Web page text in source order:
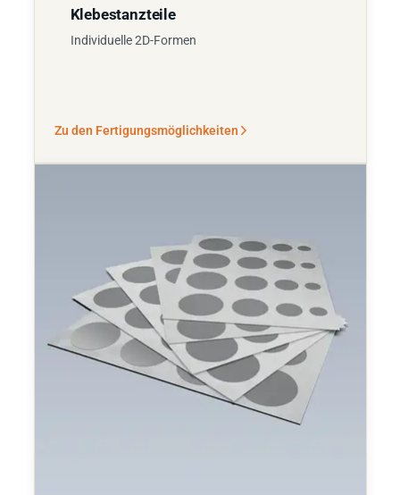
Klebestanzteile
Individuelle 2D-Formen
Zu den Fertigungsmöglichkeiten